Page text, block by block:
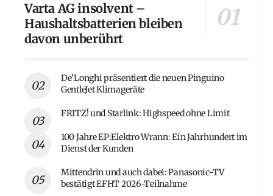
Varta AG insolvent –
Haushaltsbatterien bleiben
davon unberührt
De’Longhi präsentiert die neuen Pinguino
GentleJet Klimageräte
FRITZ! und Starlink: Highspeed ohne Limit
100 Jahre EP:Elektro Wrann: Ein Jahrhundert im
Dienst der Kunden
Mittendrin und auch dabei: Panasonic-TV
bestätigt EFHT 2026-Teilnahme